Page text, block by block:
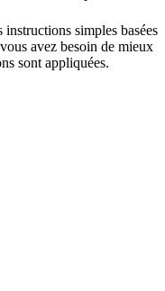
instructions simples basées
avez besoin de mieux
sont appliquées.